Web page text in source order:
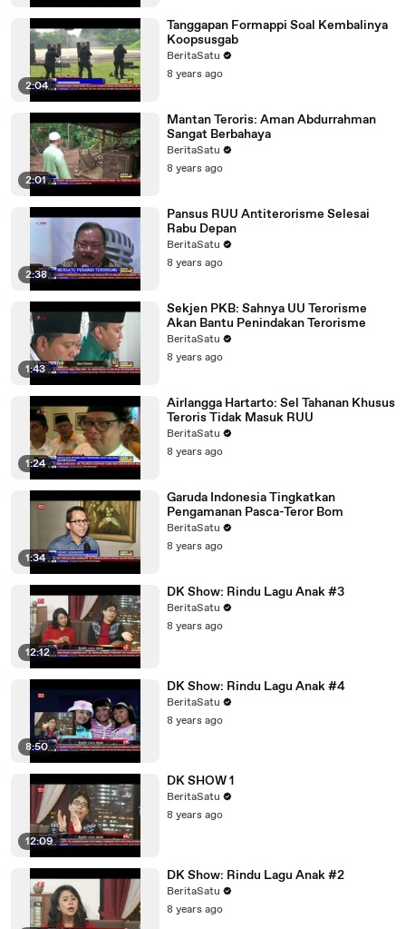
2:04
Tanggapan Formappi Soal Kembalinya
Koopsusgab
BeritaSatu
8 years ago
2:01
Mantan Teroris: Aman Abdurrahman
Sangat Berbahaya
BeritaSatu
8 years ago
2:38
Pansus RUU Antiterorisme Selesai
Rabu Depan
BeritaSatu
8 years ago
1:43
Sekjen PKB: Sahnya UU Terorisme
Akan Bantu Penindakan Terorisme
BeritaSatu
8 years ago
1:24
Airlangga Hartarto: Sel Tahanan Khusus
Teroris Tidak Masuk RUU
BeritaSatu
8 years ago
1:34
Garuda Indonesia Tingkatkan
Pengamanan Pasca-Teror Bom
BeritaSatu
8 years ago
12:12
DK Show: Rindu Lagu Anak #3
BeritaSatu
8 years ago
8:50
DK Show: Rindu Lagu Anak #4
BeritaSatu
8 years ago
12:09
DK SHOW 1
BeritaSatu
8 years ago
DK Show: Rindu Lagu Anak #2
BeritaSatu
8 years ago